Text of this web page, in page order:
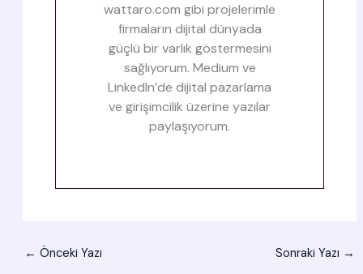
wattaro.com gibi projelerimle
firmaların dijital dünyada
güçlü bir varlık göstermesini
sağlıyorum. Medium ve
LinkedIn’de dijital pazarlama
ve girişimcilik üzerine yazılar
paylaşıyorum.
← Önceki Yazı Sonraki Yazı →